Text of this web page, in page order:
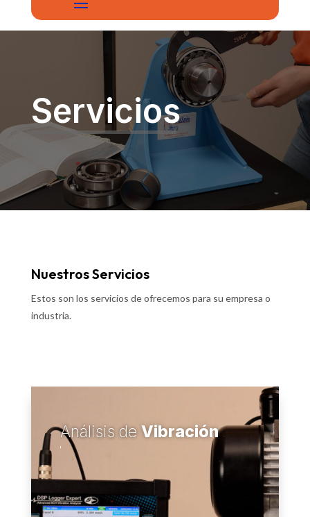
Servicios
Nuestros Servicios
Estos son los servicios de ofrecemos para su empresa o
industria.
Análisis de Vibración